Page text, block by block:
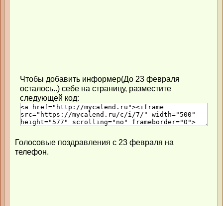
Чтобы добавить информер(До 23 февраля
осталось..) себе на страницу, разместите
следующей код:
Голосовые поздравления с 23 февраля на
телефон.